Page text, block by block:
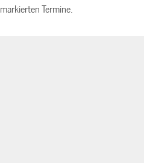
markierten Termine.